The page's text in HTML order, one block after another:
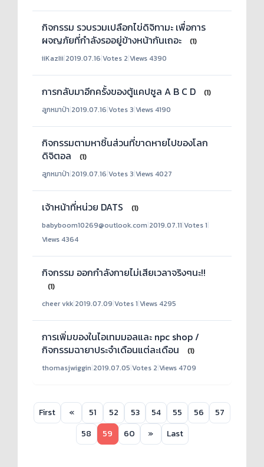
กิจกรรม รวบรวมเปลือกไข่ดิจิทามะ เพื่อการ
ผจญภัยที่กำลังรออยู่ข้างหน้ากันเถอะ
(1)
iiKazIii|2019.07.16|Votes 2|Views 4390
การกลับมาอีกครั้งของตู้แคปซูล A B C D
(1)
ลูกหมาป่า|2019.07.16|Votes 3|Views 4190
กิจกรรมตามหาชิ้นส่วนที่ขาดหายไปของโลก
ดิจิตอล
(1)
ลูกหมาป่า|2019.07.16|Votes 3|Views 4027
เจ้าหน้าที่หน่วย DATS
(1)
babyboom10269@outlook.com|2019.07.11|Votes 1|
Views 4364
กิจกรรม ออกกำลังกายไม่เสียเวลาจริงๆนะ!!
(1)
cheer vkk|2019.07.09|Votes 1|Views 4295
การเพิ่มของในไอเทมมอลและ npc shop /
กิจกรรมฉายาประจำเดือนแต่ละเดือน
(1)
thomasjwiggin|2019.07.05|Votes 2|Views 4709
First « 51 52 53 54 55 56
57
58
59 60 » Last